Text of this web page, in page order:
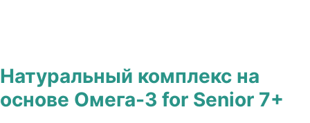
Натуральный комплекс на
основе Омега-3 for Senior 7+